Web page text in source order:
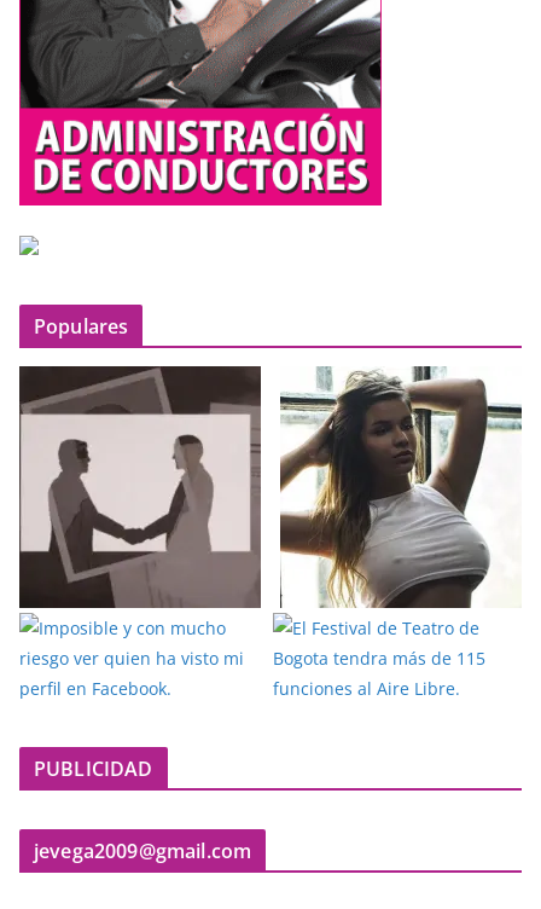
Populares
PUBLICIDAD
jevega2009@gmail.com